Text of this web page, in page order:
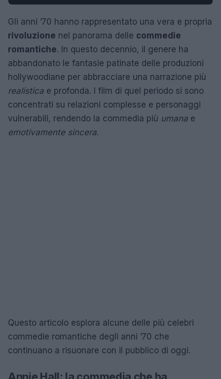
Gli anni ’70 hanno rappresentato una vera e propria
rivoluzione nel panorama delle commedie
romantiche. In questo decennio, il genere ha
abbandonato le fantasie patinate delle produzioni
hollywoodiane per abbracciare una narrazione più
realistica e profonda. I film di quel periodo si sono
concentrati su relazioni complesse e personaggi
vulnerabili, rendendo la commedia più umana e
emotivamente sincera.
Questo articolo esplora alcune delle più celebri
commedie romantiche degli anni ’70 che
continuano a risuonare con il pubblico di oggi.
Annie Hall: la commedia che ha